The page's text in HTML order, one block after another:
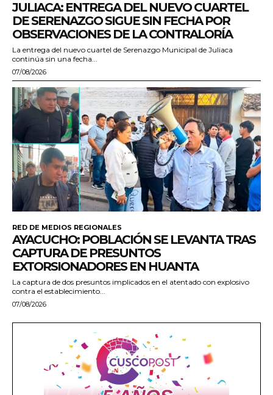
JULIACA: ENTREGA DEL NUEVO CUARTEL
DE SERENAZGO SIGUE SIN FECHA POR
OBSERVACIONES DE LA CONTRALORÍA
La entrega del nuevo cuartel de Serenazgo Municipal de Juliaca
continúa sin una fecha...
07/08/2026
RED DE MEDIOS REGIONALES
AYACUCHO: POBLACIÓN SE LEVANTA TRAS
CAPTURA DE PRESUNTOS
EXTORSIONADORES EN HUANTA
La captura de dos presuntos implicados en el atentado con explosivo
contra el establecimiento...
07/08/2026